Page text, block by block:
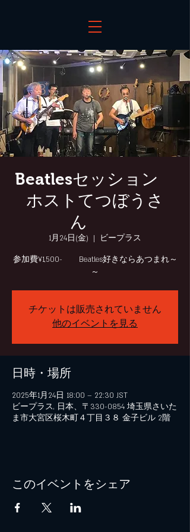
Beatlesセッション
ホストてつぼうさ
ん
1月24日(金)
  |
ビープラス
参加費¥1,500- Beatles好きならあつまれ～
～
チケットは販売されていません
他のイベントを見る
日時・場所
2025年1月24日 18:00 – 22:30 JST
ビープラス, 日本、〒330-0854 埼玉県さいた
ま市大宮区桜木町４丁目３８ 金子ビル 2階
このイベントをシェア